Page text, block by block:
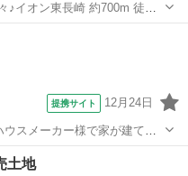
♪イオン東長崎 約700m 徒歩
提携サイト 12月24日
スメーカー様で家が建てれ
土地